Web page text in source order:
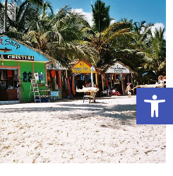
פתח סרגל נגישות